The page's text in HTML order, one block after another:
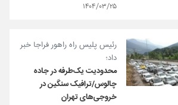
۱۴۰۴/۰۳/۲۵
رئیس پلیس راه راهور فراجا خبر
داد؛
محدودیت یک‌طرفه در جاده
چالوس/ترافیک سنگین در
خروجی‌های تهران